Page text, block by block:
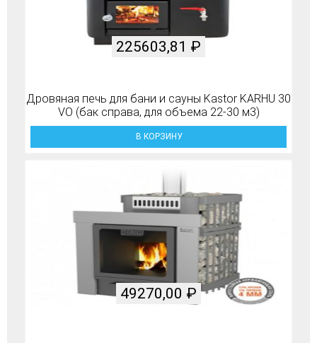
Дровяная печь для бани и сауны Kastor KARHU 30
VO (бак справа, для объема 22-30 м3)
225603,81 ₽
В КОРЗИНУ
49270,00 ₽